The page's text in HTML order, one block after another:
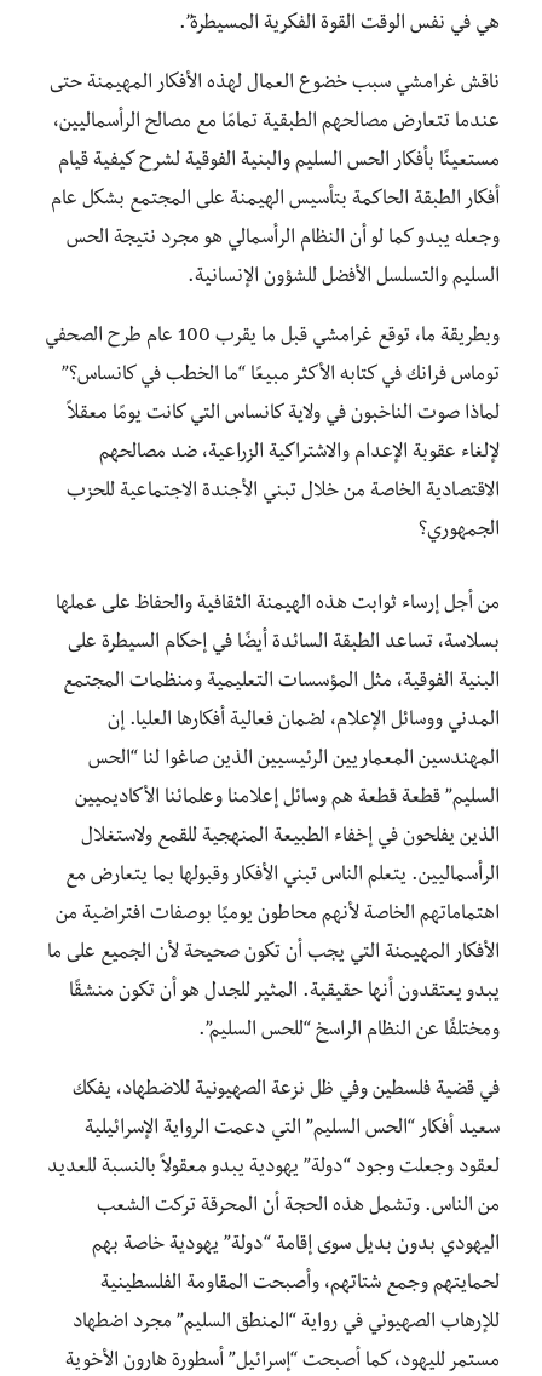
هي في نفس الوقت القوة الفكرية المسيطرة”.
ناقش غرامشي سبب خضوع العمال لهذه الأفكار المهيمنة حتى
عندما تتعارض مصالحهم الطبقية تمامًا مع مصالح الرأسماليين،
مستعينًا بأفكار الحس السليم والبنية الفوقية لشرح كيفية قيام
أفكار الطبقة الحاكمة بتأسيس الهيمنة على المجتمع بشكل عام
وجعله يبدو كما لو أن النظام الرأسمالي هو مجرد نتيجة الحس
السليم والتسلسل الأفضل للشؤون الإنسانية.
وبطريقة ما، توقع غرامشي قبل ما يقرب 100 عام طرح الصحفي
توماس فرانك في كتابه الأكثر مبيعًا “ما الخطب في كانساس؟”
لماذا صوت الناخبون في ولاية كانساس التي كانت يومًا معقلاً
لإلغاء عقوبة الإعدام والاشتراكية الزراعية، ضد مصالحهم
الاقتصادية الخاصة من خلال تبني الأجندة الاجتماعية للحزب
الجمهوري؟
من أجل إرساء ثوابت هذه الهيمنة الثقافية والحفاظ على عملها
بسلاسة، تساعد الطبقة السائدة أيضًا في إحكام السيطرة على
البنية الفوقية، مثل المؤسسات التعليمية ومنظمات المجتمع
المدني ووسائل الإعلام، لضمان فعالية أفكارها العليا. إن
المهندسين المعماريين الرئيسيين الذين صاغوا لنا “الحس
السليم” قطعة قطعة هم وسائل إعلامنا وعلمائنا الأكاديميين
الذين يفلحون في إخفاء الطبيعة المنهجية للقمع ولاستغلال
الرأسماليين. يتعلم الناس تبني الأفكار وقبولها بما يتعارض مع
اهتماماتهم الخاصة لأنهم محاطون يوميًا بوصفات افتراضية من
الأفكار المهيمنة التي يجب أن تكون صحيحة لأن الجميع على ما
يبدو يعتقدون أنها حقيقية. المثير للجدل هو أن تكون منشقًا
ومختلفًا عن النظام الراسخ “للحس السليم”.
في قضية فلسطين وفي ظل نزعة الصهيونية للاضطهاد، يفكك
سعيد أفكار “الحس السليم” التي دعمت الرواية الإسرائيلية
لعقود وجعلت وجود “دولة” يهودية يبدو معقولاً بالنسبة للعديد
من الناس. وتشمل هذه الحجة أن المحرقة تركت الشعب
اليهودي بدون بديل سوى إقامة “دولة” يهودية خاصة بهم
لحمايتهم وجمع شتاتهم، وأصبحت المقاومة الفلسطينية
للإرهاب الصهيوني في رواية “المنطق السليم” مجرد اضطهاد
مستمر لليهود، كما أصبحت “إسرائيل” أسطورة هارون الأخوية